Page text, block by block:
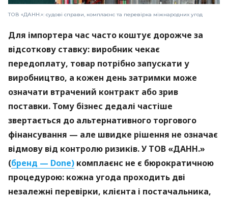
ТОВ «ДАНН.»: судові справи, комплаєнс та перевірка міжнародних угод
Для імпортера час часто коштує дорожче за
відсоткову ставку: виробник чекає
передоплату, товар потрібно запускати у
виробництво, а кожен день затримки може
означати втрачений контракт або зрив
поставки. Тому бізнес дедалі частіше
звертається до альтернативного торгового
фінансування — але швидке рішення не означає
відмову від контролю ризиків. У ТОВ «ДАНН.»
(бренд — Done) комплаєнс не є бюрократичною
процедурою: кожна угода проходить дві
незалежні перевірки, клієнта і постачальника,